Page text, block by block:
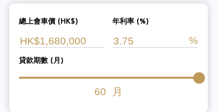
總上會車價 (HK$) 年利率 (%)
貸款期數 (月)
60 月